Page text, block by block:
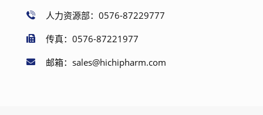
人力资源部：0576-87229777
传真：0576-87221977
邮箱：sales@hichipharm.com